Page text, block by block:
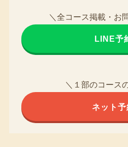
＼全コース掲載・お
LINE予
＼１部のコース
ネット予